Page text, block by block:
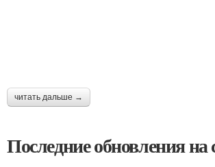
читать дальше →
Последние обновления на